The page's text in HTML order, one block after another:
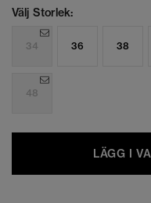
Välj Storlek:
34 36 38
48
LÄGG I